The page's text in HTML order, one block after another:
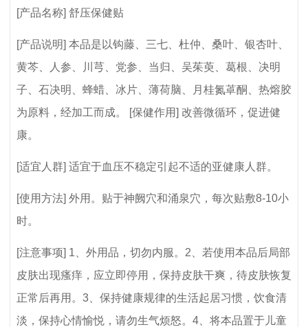
[产品名称] 舒压保健贴
[产品说明] 本品是以钩藤、三七、杜仲、桑叶、银杏叶、
黄芩、人参、川芎、党参、当归、吴茱萸、葛根、决明
子、石决明、蜂蜡、冰片、薄荷脑、月桂氮䓬酮、热熔胶
为原料，经加工而成。 [保健作用] 改善微循环，促进健
康。
[适宜人群] 适宜于血压不稳定引起不适的亚健康人群。
[使用方法] 外用。贴于神阙穴和涌泉穴，每次贴敷8-10小
时。
[注意事项] 1、外用品，切勿内服。2、若使用本品后局部
皮肤出现瘙痒，应立即停用，保持皮肤干爽，待皮肤恢复
正常后再用。3、保持健康规律的生活起居习惯，饮食清
淡，保持心情愉悦，请勿生气烦怒。4、将本品置于儿童